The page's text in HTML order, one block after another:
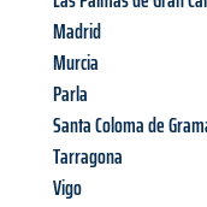
Madrid
Murcia
Parla
Santa Coloma de
Tarragona
Vigo